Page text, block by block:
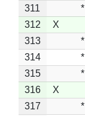
311
*
312
X
313
*
314
*
315
*
316
X
317
*